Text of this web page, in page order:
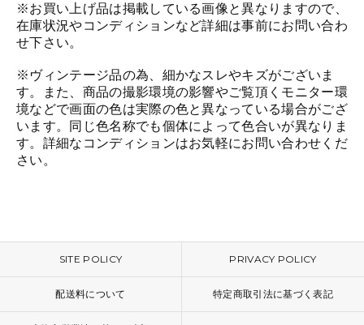
※お買い上げ品は掲載している画像と異なりますので、
在庫状況やコンディションなど詳細は事前にお問い合わ
せ下さい。
※ヴィンテージ品の為、細かなスレやキズがございま
す。また、商品の撮影環境の影響やご覧頂くモニター環
境などで画面の色は実際の色と異なっている場合がござ
います。同じ色名称でも個体によって色合いが異なりま
す。詳細なコンディションはお気軽にお問い合わせくだ
さい。
SITE POLICY PRIVACY POLICY
配送料について 特定商取引法に基づく表記